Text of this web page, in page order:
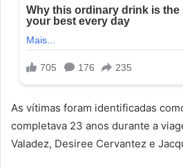
As vítimas foram identificadas
completava 23 anos durante a
Valadez, Desiree Cervantez e